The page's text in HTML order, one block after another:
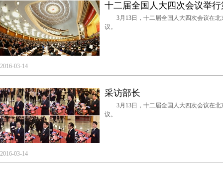
十二届全国人大四次会议举
3月13日，十二届全国人大四次会议在北
议。
2016-03-14
采访部长
3月13日，十二届全国人大四次会议在北
议。
2016-03-14